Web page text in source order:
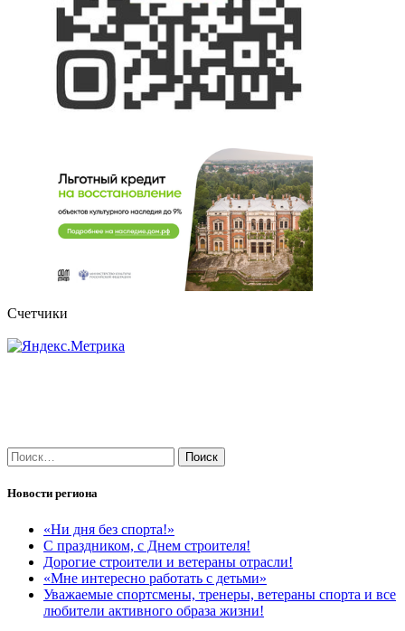
Счетчики
Найти:
Новости региона
«Ни дня без спорта!»
С праздником, с Днем строителя!
Дорогие строители и ветераны отрасли!
«Мне интересно работать с детьми»
Уважаемые спортсмены, тренеры, ветераны спорта и все
любители активного образа жизни!